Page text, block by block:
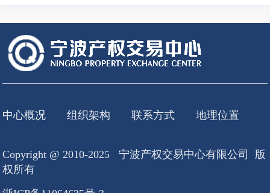
中心概况 组织架构 联系方式 地理位置
Copyright @ 2010-2025 宁波产权交易中心有限公司 版
权所有